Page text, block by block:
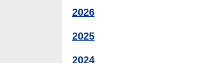
2026
2025
2024